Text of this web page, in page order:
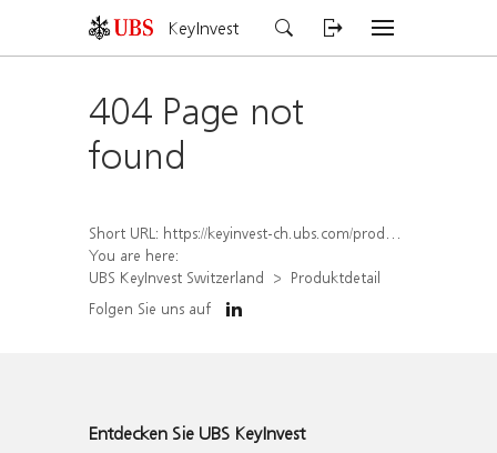
KeyInvest
404 Page not
found
Short URL: https://keyinvest-ch.ubs.com/produkt/detail/index/isin/CH1573384059
You are here:
UBS KeyInvest Switzerland
Produktdetail
Folgen Sie uns auf
Entdecken Sie UBS KeyInvest